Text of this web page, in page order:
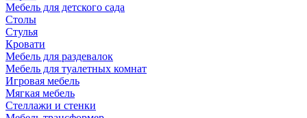
Мебель для детского сада
Столы
Cтулья
Кровати
Мебель для раздевалок
Мебель для туалетных комнат
Игровая мебель
Мягкая мебель
Стеллажи и стенки